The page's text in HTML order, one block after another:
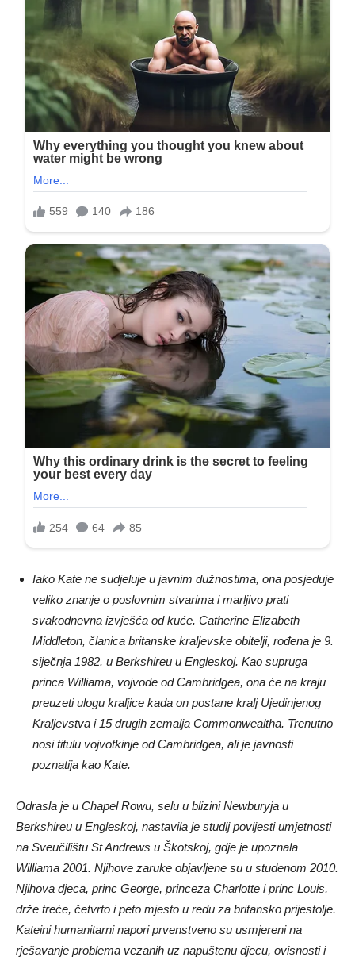
Iako Kate ne sudjeluje u javnim dužnostima, ona posjeduje
veliko znanje o poslovnim stvarima i marljivo prati
svakodnevna izvješća od kuće. Catherine Elizabeth
Middleton, članica britanske kraljevske obitelji, rođena je 9.
siječnja 1982. u Berkshireu u Engleskoj. Kao supruga
princa Williama, vojvode od Cambridgea, ona će na kraju
preuzeti ulogu kraljice kada on postane kralj Ujedinjenog
Kraljevstva i 15 drugih zemalja Commonwealtha. Trenutno
nosi titulu vojvotkinje od Cambridgea, ali je javnosti
poznatija kao Kate.
Odrasla je u Chapel Rowu, selu u blizini Newburyja u
Berkshireu u Engleskoj, nastavila je studij povijesti umjetnosti
na Sveučilištu St Andrews u Škotskoj, gdje je upoznala
Williama 2001. Njihove zaruke objavljene su u studenom 2010.
Njihova djeca, princ George, princeza Charlotte i princ Louis,
drže treće, četvrto i peto mjesto u redu za britansko prijestolje.
Kateini humanitarni napori prvenstveno su usmjereni na
rješavanje problema vezanih uz napuštenu djecu, ovisnosti i